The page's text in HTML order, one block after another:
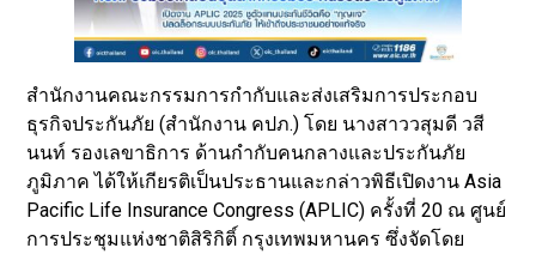
สำนักงานคณะกรรมการกำกับและส่งเสริมการประกอบ
ธุรกิจประกันภัย (สำนักงาน คปภ.) โดย นางสาววสุมดี วสี
นนท์ รองเลขาธิการ ด้านกำกับคนกลางและประกันภัย
ภูมิภาค ได้ให้เกียรติเป็นประธานและกล่าวพิธีเปิดงาน Asia
Pacific Life Insurance Congress (APLIC) ครั้งที่ 20 ณ ศูนย์
การประชุมแห่งชาติสิริกิติ์ กรุงเทพมหานคร ซึ่งจัดโดย